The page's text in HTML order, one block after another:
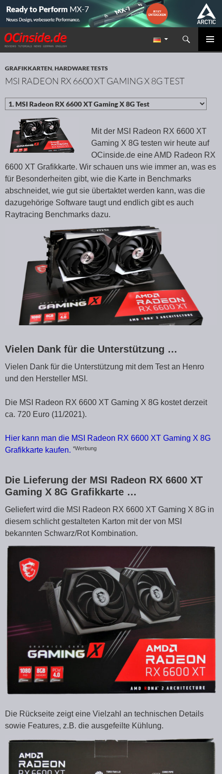
Redaktion ocinside.de PC Hardware Portal
Suchen
ZUM INHALT SPRINGEN
GRAFIKKARTEN,HARDWARE TESTS
MSI RADEON RX 6600 XT GAMING X 8G TEST
Mit der MSI Radeon RX 6600 XT
Gaming X 8G testen wir heute auf
OCinside.de eine AMD Radeon RX
6600 XT Grafikkarte. Wir schauen uns wie immer an, was es
für Besonderheiten gibt, wie die Karte in Benchmarks
abschneidet, wie gut sie übertaktet werden kann, was die
dazugehörige Software taugt und endlich gibt es auch
Raytracing Benchmarks dazu.
Vielen Dank für die Unterstützung …
Vielen Dank für die Unterstützung mit dem Test an Henro
und den Hersteller MSI.
Die MSI Radeon RX 6600 XT Gaming X 8G kostet derzeit
ca. 720 Euro (11/2021).
Hier kann man die MSI Radeon RX 6600 XT Gaming X 8G
Grafikkarte kaufen. *Werbung
Die Lieferung der MSI Radeon RX 6600 XT
Gaming X 8G Grafikkarte …
Geliefert wird die MSI Radeon RX 6600 XT Gaming X 8G in
diesem schlicht gestalteten Karton mit der von MSI
bekannten Schwarz/Rot Kombination.
Die Rückseite zeigt eine Vielzahl an technischen Details
sowie Features, z.B. die ausgefeilte Kühlung.